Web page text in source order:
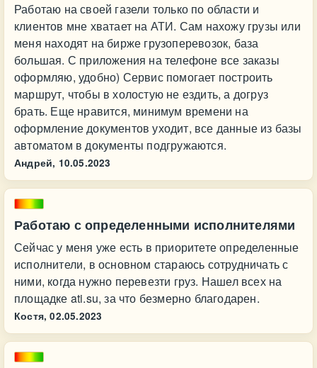
Работаю на своей газели только по области и
клиентов мне хватает на АТИ. Сам нахожу грузы или
меня находят на бирже грузоперевозок, база
большая. С приложения на телефоне все заказы
оформляю, удобно) Сервис помогает построить
маршрут, чтобы в холостую не ездить, а догруз
брать. Еще нравится, минимум времени на
оформление документов уходит, все данные из базы
автоматом в документы подгружаются.
Андрей, 10.05.2023
Работаю с определенными исполнителями
Сейчас у меня уже есть в приоритете определенные
исполнители, в основном стараюсь сотрудничать с
ними, когда нужно перевезти груз. Нашел всех на
площадке ati.su, за что безмерно благодарен.
Костя, 02.05.2023